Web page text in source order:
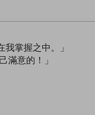
掌握之中。」
滿意的！」